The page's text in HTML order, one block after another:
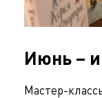
Июнь –
Мастер-